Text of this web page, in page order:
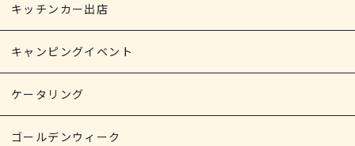
キッチンカー出店
キャンピングイベント
ケータリング
ゴールデンウィーク